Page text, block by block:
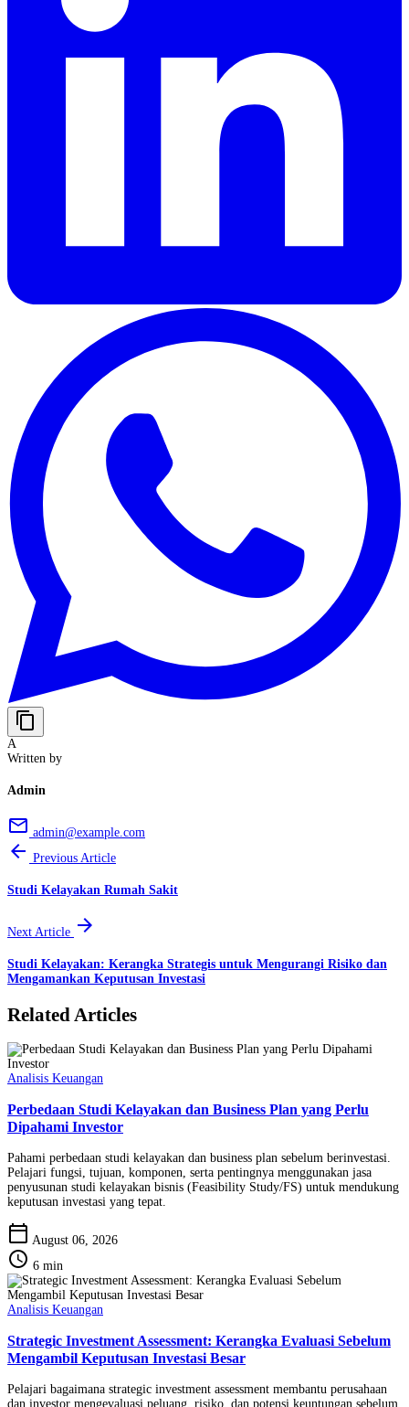
content_copy
A
Written by
Admin
email admin@example.com
arrow_back Previous Article
Studi Kelayakan Rumah Sakit
Next Article arrow_forward
Studi Kelayakan: Kerangka Strategis untuk Mengurangi Risiko dan
Mengamankan Keputusan Investasi
Related Articles
Analisis Keuangan
Perbedaan Studi Kelayakan dan Business Plan yang Perlu
Dipahami Investor
Pahami perbedaan studi kelayakan dan business plan sebelum berinvestasi.
Pelajari fungsi, tujuan, komponen, serta pentingnya menggunakan jasa
penyusunan studi kelayakan bisnis (Feasibility Study/FS) untuk mendukung
keputusan investasi yang tepat.
calendar_today August 06, 2026
schedule 6 min
Analisis Keuangan
Strategic Investment Assessment: Kerangka Evaluasi Sebelum
Mengambil Keputusan Investasi Besar
Pelajari bagaimana strategic investment assessment membantu perusahaan
dan investor mengevaluasi peluang, risiko, dan potensi keuntungan sebelum